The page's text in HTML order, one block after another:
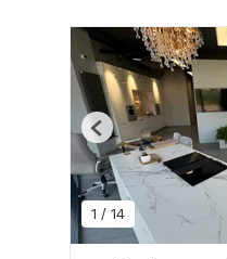
1 / 14
Previous